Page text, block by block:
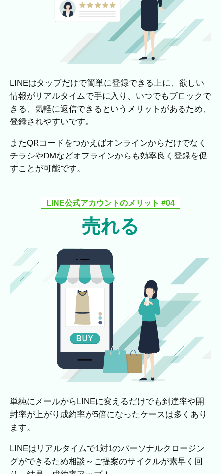
LINEはタップだけで簡単に登録できる上に、欲しい
情報がリアルタイムで手に入り、いつでもブロックで
きる、気軽に返信できるというメリットがあるため、
登録されやすいです。
またQRコードをつかえばオンラインからだけでなく
チラシやDMなどオフラインからも効率良く登録を促
すことが可能です。
LINE公式アカウントのメリット #04
売れる
単純にメールからLINEに変えるだけでも到達率や開
封率が上がり成約率が5倍になったケースは多くあり
ます。
LINEはリアルタイムで1対1のパーソナルクロージン
グができるため相談～ご提案のサイクルが素早く回